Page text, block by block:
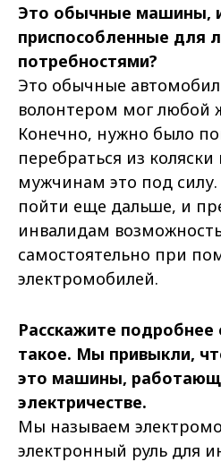
Это обычные машины,
приспособленные для
потребностями?
Это обычные
волонтером мог любой
Конечно, нужно было
перебраться из
мужчинам это под
пойти еще дальше, и
инвалидам
самостоятельно при
электромобилей.
Расскажите подробнее
такое. Мы привыкли,
это машины,
электричестве.
Мы называем
электронный руль для